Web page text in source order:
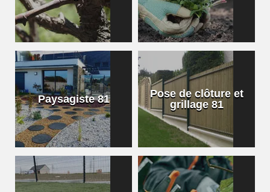
Paysagiste 81
Pose de clôture et
grillage 81